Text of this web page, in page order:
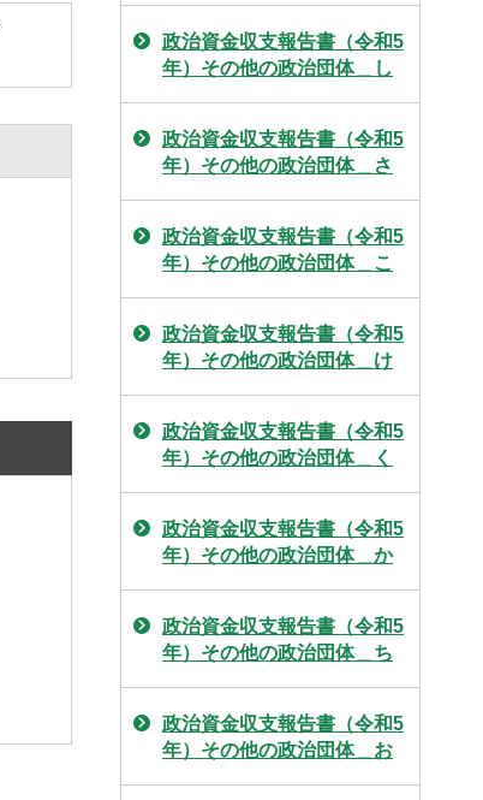
政治資金収支報告書（令和5
年）その他の政治団体＿し
政治資金収支報告書（令和5
年）その他の政治団体＿さ
政治資金収支報告書（令和5
年）その他の政治団体＿こ
政治資金収支報告書（令和5
年）その他の政治団体＿け
政治資金収支報告書（令和5
年）その他の政治団体＿く
政治資金収支報告書（令和5
年）その他の政治団体＿か
政治資金収支報告書（令和5
年）その他の政治団体＿ち
政治資金収支報告書（令和5
年）その他の政治団体＿お